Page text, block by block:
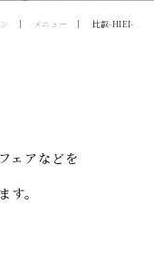
メニュー 比叡-HIEI-
ェアなどを
す。